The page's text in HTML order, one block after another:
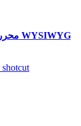
محرر WYSIWYG